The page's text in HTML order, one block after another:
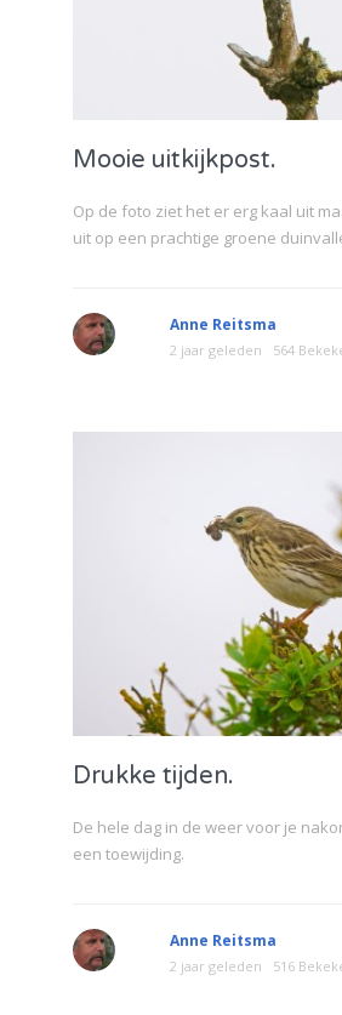
Mooie uitkijkpost.
Op de foto ziet het er erg kaal uit
uit op een prachtige groene
Anne Reitsma
2 jaar geleden 564
Drukke tijden.
De hele dag in de weer voor je
een toewijding.
Anne Reitsma
2 jaar geleden 516